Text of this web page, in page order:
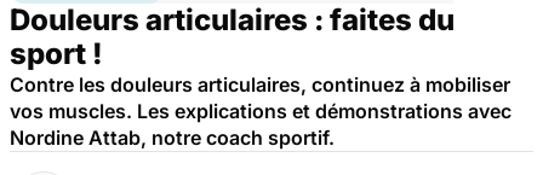
Douleurs articulaires : faites du
sport !
Contre les douleurs articulaires, continuez à mobiliser
vos muscles. Les explications et démonstrations avec
Nordine Attab, notre coach sportif.